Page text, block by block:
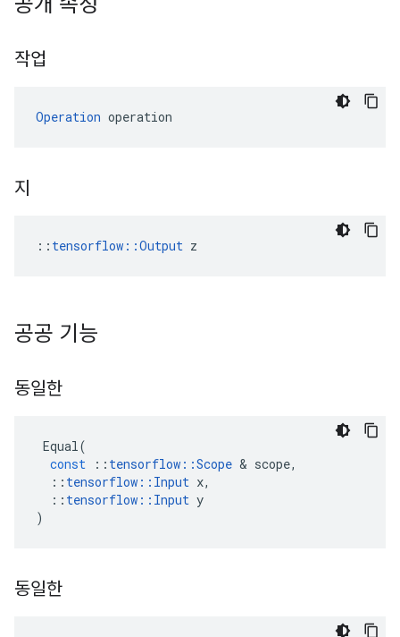
작업
Operation operation
지
:: tensorflow::Output z
공공 기능
동일한
Equal(
const
:: tensorflow ::Scope & scope,
:: tensorflow :: Input x,
:: tensorflow :: Input y
)
동일한